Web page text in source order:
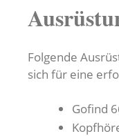
Folgende
sich für eine
Gofind